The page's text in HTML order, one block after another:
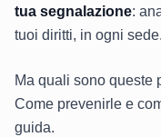
tua segnalazione:
tuoi diritti, in ogni sede.
Ma quali sono queste
Come prevenirle e
guida.